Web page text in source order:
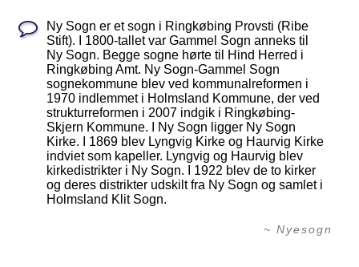
Ny Sogn er et sogn i Ringkøbing Provsti (Ribe
Stift). I 1800-tallet var Gammel Sogn anneks til
Ny Sogn. Begge sogne hørte til Hind Herred i
Ringkøbing Amt. Ny Sogn-Gammel Sogn
sognekommune blev ved kommunalreformen i
1970 indlemmet i Holmsland Kommune, der ved
strukturreformen i 2007 indgik i Ringkøbing-
Skjern Kommune. I Ny Sogn ligger Ny Sogn
Kirke. I 1869 blev Lyngvig Kirke og Haurvig Kirke
indviet som kapeller. Lyngvig og Haurvig blev
kirkedistrikter i Ny Sogn. I 1922 blev de to kirker
og deres distrikter udskilt fra Ny Sogn og samlet i
Holmsland Klit Sogn.
~ Nyesogn